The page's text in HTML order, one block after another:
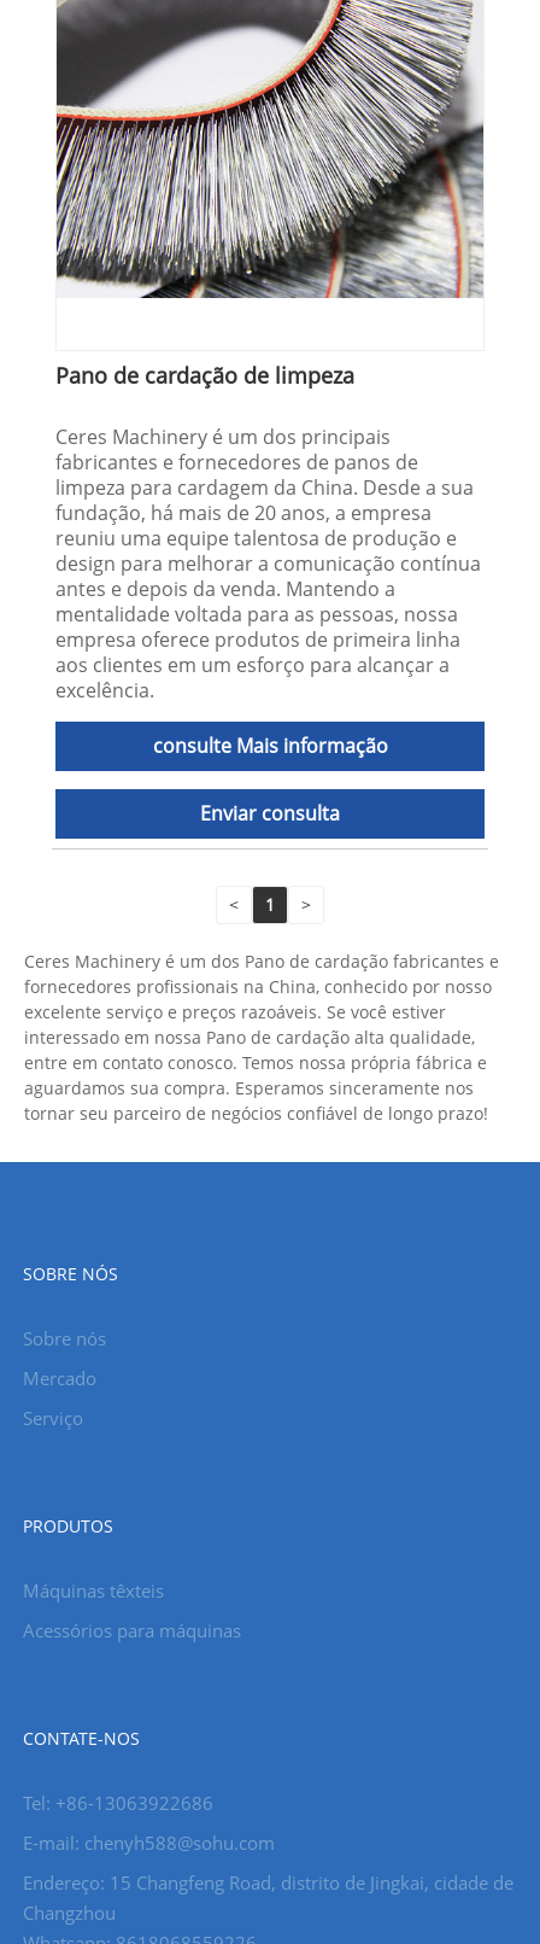
Pano de cardação de limpeza
Ceres Machinery é um dos principais
fabricantes e fornecedores de panos de
limpeza para cardagem da China. Desde a sua
fundação, há mais de 20 anos, a empresa
reuniu uma equipe talentosa de produção e
design para melhorar a comunicação contínua
antes e depois da venda. Mantendo a
mentalidade voltada para as pessoas, nossa
empresa oferece produtos de primeira linha
aos clientes em um esforço para alcançar a
excelência.
consulte Mais informação
Enviar consulta
< 1 >
Ceres Machinery é um dos Pano de cardação fabricantes e
fornecedores profissionais na China, conhecido por nosso
excelente serviço e preços razoáveis. Se você estiver
interessado em nossa Pano de cardação alta qualidade,
entre em contato conosco. Temos nossa própria fábrica e
aguardamos sua compra. Esperamos sinceramente nos
tornar seu parceiro de negócios confiável de longo prazo!
SOBRE NÓS
Sobre nós
Mercado
Serviço
PRODUTOS
Máquinas têxteis
Acessórios para máquinas
CONTATE-NOS
Tel: +86-13063922686
E-mail: chenyh588@sohu.com
Endereço: 15 Changfeng Road, distrito de Jingkai, cidade de
Changzhou